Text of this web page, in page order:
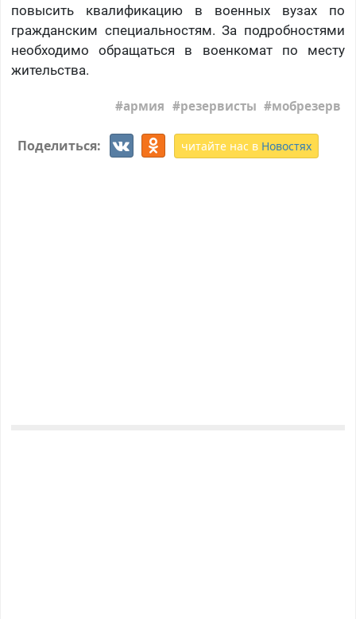
повысить квалификацию в военных вузах по
гражданским специальностям. За подробностями
необходимо обращаться в военкомат по месту
жительства.
армия резервисты мобрезерв
Поделиться: читайте нас в Новостях